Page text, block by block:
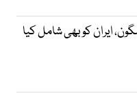
ایران کو بھی شامل کیا